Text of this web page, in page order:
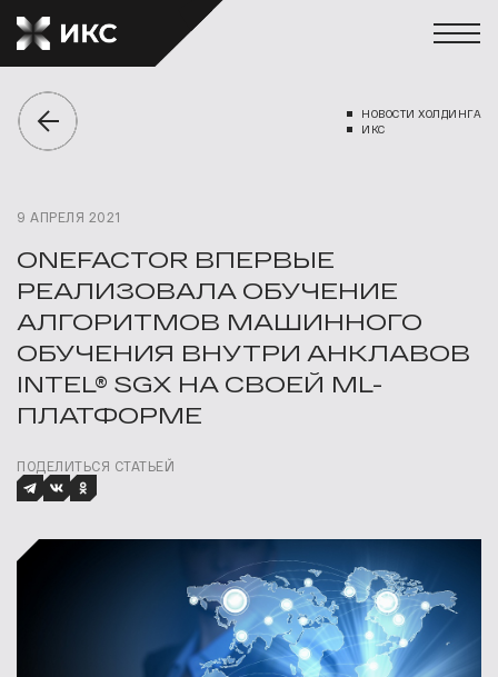
НОВОСТИ ХОЛДИНГА
ИКС
9 АПРЕЛЯ 2021
ONEFACTOR ВПЕРВЫЕ
РЕАЛИЗОВАЛА ОБУЧЕНИЕ
АЛГОРИТМОВ МАШИННОГО
ОБУЧЕНИЯ ВНУТРИ АНКЛАВОВ
INTEL® SGX НА СВОЕЙ ML-
ПЛАТФОРМЕ
ПОДЕЛИТЬСЯ СТАТЬЕЙ